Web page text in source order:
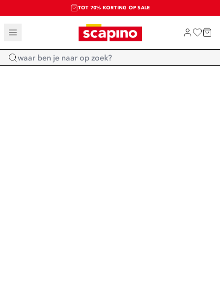
TOT 70% KORTING OP SALE
SALE: LAATSTE KANS!
SHOP NIEUW
Home